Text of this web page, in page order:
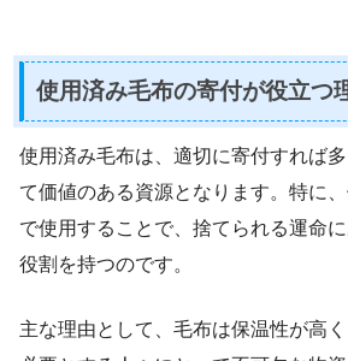
使用済み毛布の寄付が役立つ
使用済み毛布は、適切に寄付すれば
て価値のある資源となります。特に
で使用することで、捨てられる運命
役割を持つのです。
主な理由として、毛布は保温性が高